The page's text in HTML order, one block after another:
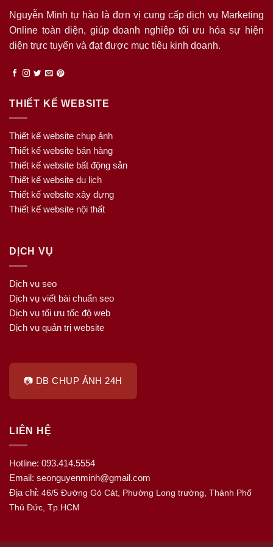
Nguyễn Minh tự hào là đơn vị cung cấp dịch vụ Marketing
Online toàn diện, giúp doanh nghiệp tối ưu hóa sự hiện
diện trực tuyến và đạt được mục tiêu kinh doanh.
THIẾT KẾ WEBSITE
Thiết kế website chụp ảnh
Thiết kế website bán hàng
Thiết kế website bất động sản
Thiết kế website du lịch
Thiết kế website xây dựng
Thiết kế website nội thất
DỊCH VỤ
Dịch vụ seo
Dịch vụ viết bài chuẩn seo
Dịch vụ tối ưu tốc độ web
Dịch vụ quản trị website
📷 DB CHỤP ẢNH 24H
LIÊN HỆ
Hotline: 093.414.5554
Email: seonguyenminh@gmail.com
Địa chỉ: 46/5 Đường Gò Cát, Phường Long trường, Thành Phố
Thủ Đức, Tp.HCM